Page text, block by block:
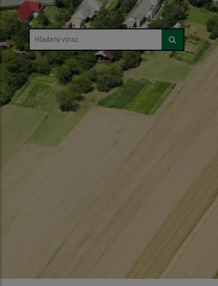
Hľadaný výraz...